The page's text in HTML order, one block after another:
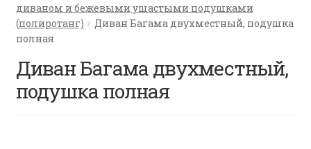
Все о ротанге
Контакты
диваном и бежевыми ушастыми подушками
(полиротанг)
Диван Багама двухместный, подушка
полная
Диван Багама двухместный,
подушка полная